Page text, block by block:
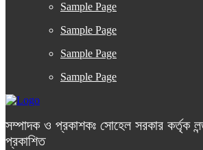
Sample Page
Sample Page
Sample Page
Sample Page
সম্পাদক ও প্রকাশকঃ সোহেল সরকার কর্তৃক
প্রকাশিত